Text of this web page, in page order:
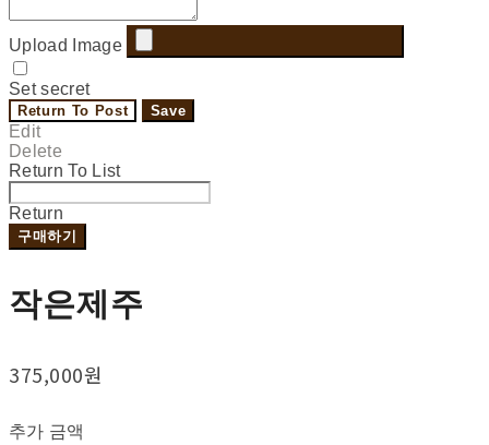
Upload Image
Set secret
Return To Post Save
Edit
Delete
Return To List
Return
구매하기
작은제주
375,000원
추가 금액